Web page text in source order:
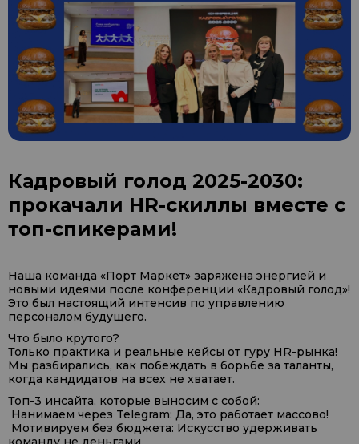
Кадровый голод 2025-2030:
прокачали HR-скиллы вместе с
топ-спикерами!
Наша команда «Порт Маркет» заряжена энергией и
новыми идеями после конференции «Кадровый голод»!
Это был настоящий интенсив по управлению
персоналом будущего.
Что было крутого?
Только практика и реальные кейсы от гуру HR-рынка!
Мы разбирались, как побеждать в борьбе за таланты,
когда кандидатов на всех не хватает.
Топ-3 инсайта, которые выносим с собой:
Нанимаем через Telegram: Да, это работает массово!
Мотивируем без бюджета: Искусство удерживать